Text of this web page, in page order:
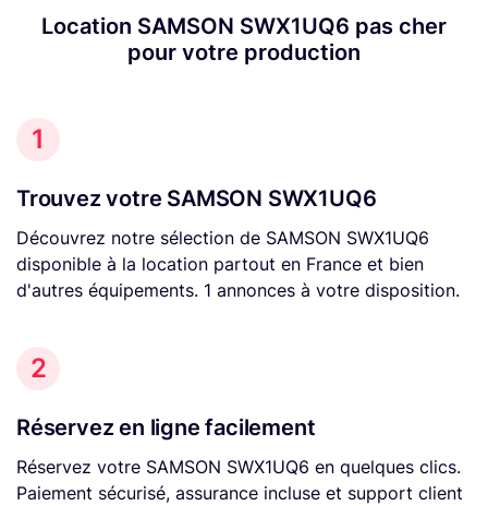
Location SAMSON SWX1UQ6 pas cher
pour votre production
1
Trouvez votre SAMSON SWX1UQ6
Découvrez notre sélection de SAMSON SWX1UQ6
disponible à la location partout en France et bien
d'autres équipements. 1 annonces à votre disposition.
2
Réservez en ligne facilement
Réservez votre SAMSON SWX1UQ6 en quelques clics.
Paiement sécurisé, assurance incluse et support client